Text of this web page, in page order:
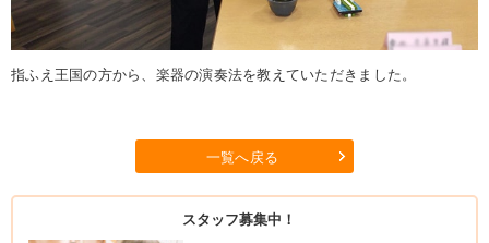
指ふえ王国の方から、楽器の演奏法を教えていただきました。
一覧へ戻る
スタッフ募集中！